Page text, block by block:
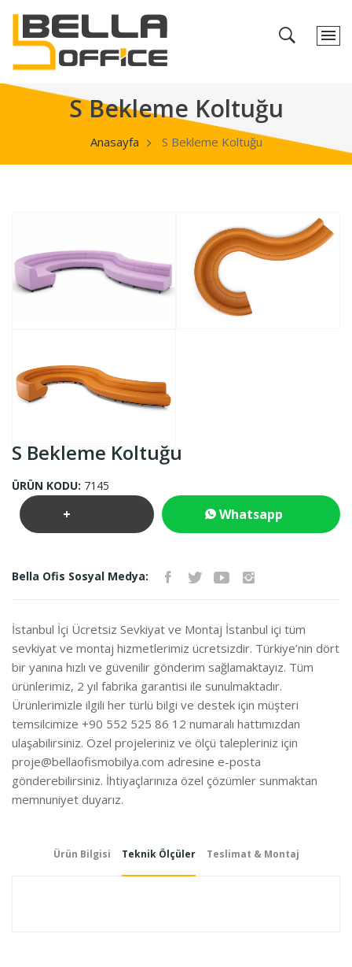
S Bekleme Koltuğu
Anasayfa S Bekleme Koltuğu
S Bekleme Koltuğu
ÜRÜN KODU: 7145
+ Whatsapp
Bella Ofis Sosyal Medya:
İstanbul İçi Ücretsiz Sevkiyat ve Montaj İstanbul içi tüm
sevkiyat ve montaj hizmetlerimiz ücretsizdir. Türkiye’nin dört
bir yanına hızlı ve güvenilir gönderim sağlamaktayız. Tüm
ürünlerimiz, 2 yıl fabrika garantisi ile sunulmaktadır.
Ürünlerimizle ilgili her türlü bilgi ve destek için müşteri
temsilcimize +90 552 525 86 12 numaralı hattımızdan
ulaşabilirsiniz. Özel projeleriniz ve ölçü talepleriniz için
proje@bellaofismobilya.com adresine e-posta
gönderebilirsiniz. İhtiyaçlarınıza özel çözümler sunmaktan
memnuniyet duyarız.
Ürün Bilgisi Teknik Ölçüler Teslimat & Montaj